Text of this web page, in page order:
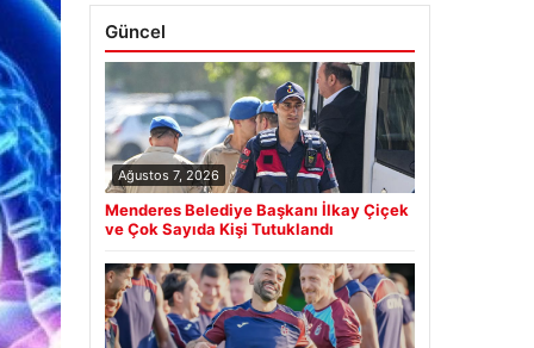
Güncel
Ağustos 7, 2026
Menderes Belediye Başkanı İlkay Çiçek
ve Çok Sayıda Kişi Tutuklandı